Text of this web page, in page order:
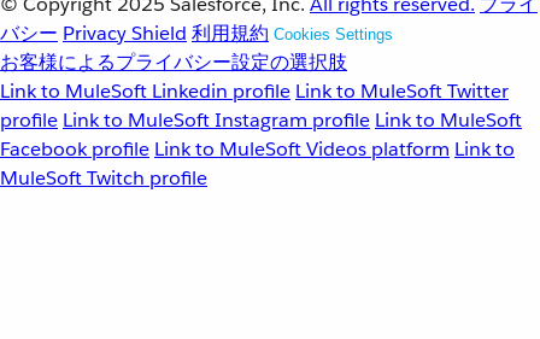
バシー Privacy Shield 利用規約 Cookies Settings
お客様によるプライバシー設定の選択肢
Link to MuleSoft Linkedin profile Link to MuleSoft Twitter
profile Link to MuleSoft Instagram profile Link to MuleSoft
Facebook profile Link to MuleSoft Videos platform Link to
MuleSoft Twitch profile